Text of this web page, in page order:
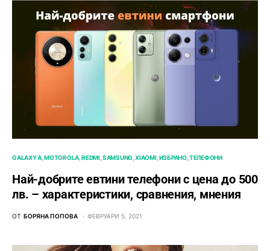
GALAXY A MOTOROLA REDMI SAMSUNG XIAOMI ИЗБРАНО ТЕЛЕФОНИ
Най-добрите евтини телефони с ценa до 500
лв. – характeристики, сравнения, мнения
ОТ БОРЯНА ПОПОВА ФЕВРУАРИ 5, 2021